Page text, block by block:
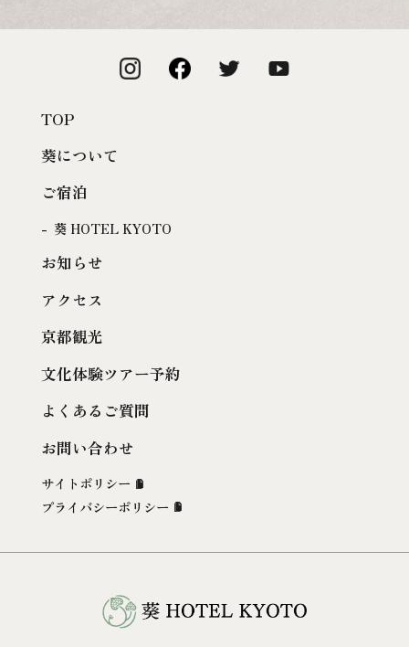
TOP
葵について
ご宿泊
葵 HOTEL KYOTO
お知らせ
アクセス
京都観光
文化体験ツアー予約
よくあるご質問
お問い合わせ
サイトポリシー
プライバシーポリシー